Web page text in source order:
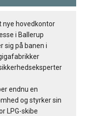
nye hovedkontor
i Ballerup
sig på banen i
endnu en
og styrker sin
LPG-skibe